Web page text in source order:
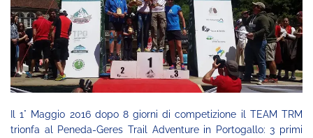
Il 1° Maggio 2016 dopo 8 giorni di competizione il TEAM TRM
trionfa al Peneda-Geres Trail Adventure in Portogallo: 3 primi